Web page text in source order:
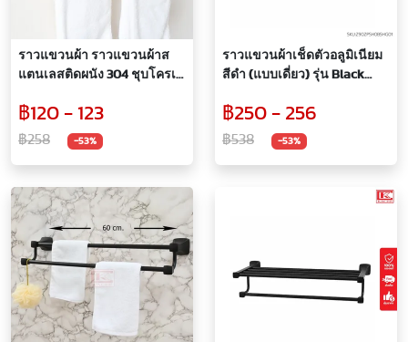
ราวแขวนผ้า ราวแขวนผ้าส
แตนเลสติดผนัง 304 ชุบโครเมี่
฿120 - 123
฿258 -53%
ราวแขวนผ้าเช็ดตัวอลูมิเนียม
สีดำ (แบบเดี่ยว) รุ่น Black
฿250 - 256
฿538 -53%